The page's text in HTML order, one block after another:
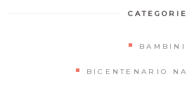
CATEGORIE
BAMBINI
BICENTENARIO